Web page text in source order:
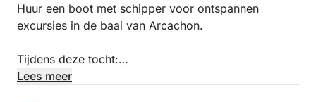
Huur een boot met schipper voor ontspannen
excursies in de baai van Arcachon.
Tijdens deze tocht:
Lees meer